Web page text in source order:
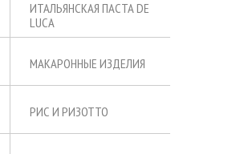
ИТАЛЬЯНСКАЯ ПАСТА DE
LUCA
МАКАРОННЫЕ ИЗДЕЛИЯ
РИС И РИЗОТТО